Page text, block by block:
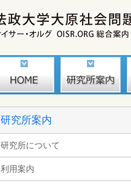
研究所案内
研究所について
利用案内